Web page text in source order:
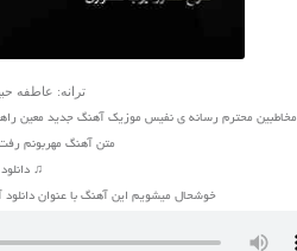
ترانه: عاطفه
مخاطبین محترم رسانه ی نفیس موزیک آهنگ جدید معین راهبر مهربونم
متن آهنگ مهربونم
♫
خوشحال میشویم این آهنگ با عنوان